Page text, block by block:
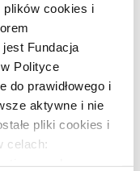
plików cookies i
Fundacja
Polityce
do prawidłowego i
aktywne i nie
pliki cookies i
celach:
danych
celach